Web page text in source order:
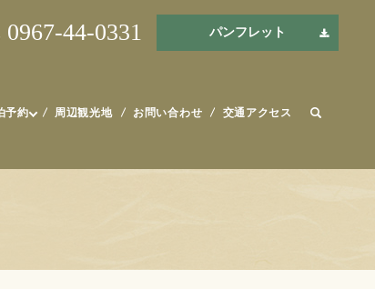
予約 周辺観光地 お問い合わせ 交通アクセス
0967-44-0331 パンフレット